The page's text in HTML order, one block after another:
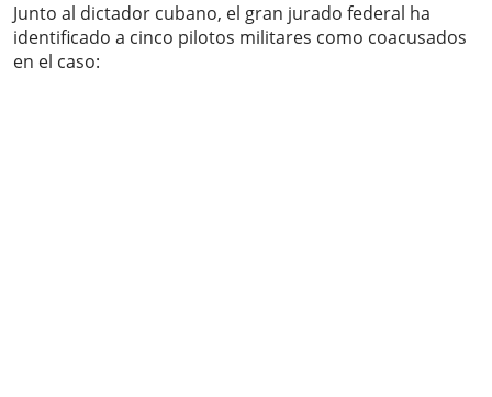
Junto al dictador cubano, el gran jurado federal ha
identificado a cinco pilotos militares como coacusados
en el caso: